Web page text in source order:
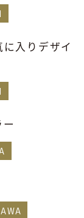
入りデザイ